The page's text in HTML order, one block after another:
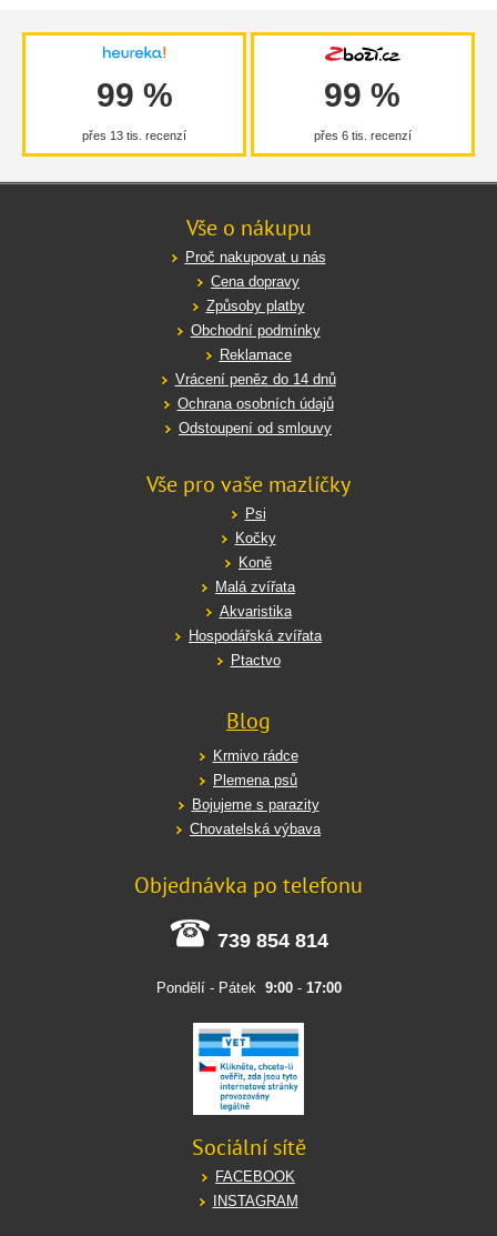
99 %
přes 13 tis. recenzí
99 %
přes 6 tis. recenzí
Vše o nákupu
Proč nakupovat u nás
Cena dopravy
Způsoby platby
Obchodní podmínky
Reklamace
Vrácení peněz do 14 dnů
Ochrana osobních údajů
Odstoupení od smlouvy
Vše pro vaše mazlíčky
Psi
Kočky
Koně
Malá zvířata
Akvaristika
Hospodářská zvířata
Ptactvo
Blog
Krmivo rádce
Plemena psů
Bojujeme s parazity
Chovatelská výbava
Objednávka po telefonu
739 854 814
Pondělí - Pátek 9:00- 17:00
Sociální sítě
FACEBOOK
INSTAGRAM